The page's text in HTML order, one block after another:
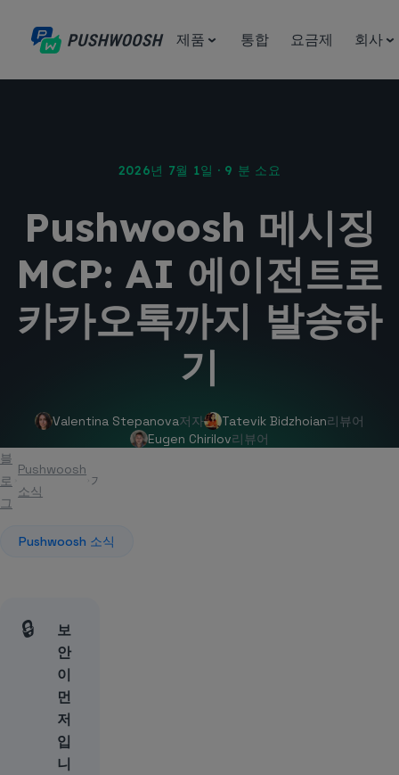
제품 통합 요금제 회사
2026년 7월 1일 · 9 분 소요
Pushwoosh 메시징
MCP: AI 에이전트로
카카오톡까지 발송하
기
Valentina Stepanova저자 Tatevik Bidzhoian리뷰어
Eugen Chirilov리뷰어
블
로
그
Pushwoosh
소식
Pushwoosh 소식
🔒
보
안
이
먼
저
입
니